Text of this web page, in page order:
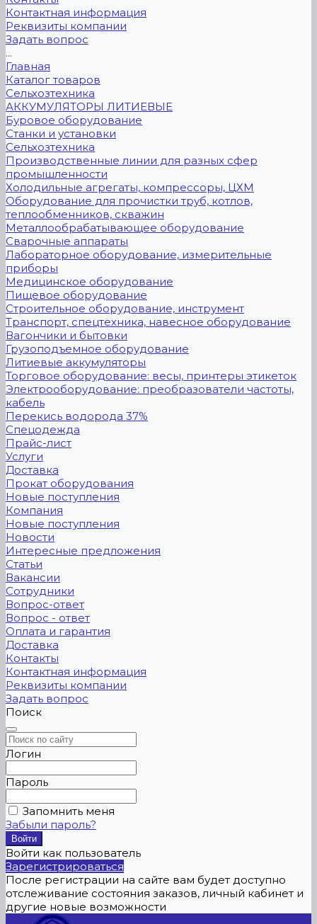
Контактная информация
Реквизиты компании
Задать вопрос
...
Главная
Каталог товаров
Сельхозтехника
АККУМУЛЯТОРЫ ЛИТИЕВЫЕ
Буровое оборудование
Станки и установки
Сельхозтехника
Производственные линии для разных сфер
промышленности
Холодильные агрегаты, компрессоры, ЦХМ
Оборудование для прочистки труб, котлов,
теплообменников, скважин
Металлообрабатывающее оборудование
Сварочные аппараты
Лабораторное оборудование, измерительные
приборы
Медицинское оборудование
Пищевое оборудование
Строительное оборудование, инструмент
Транспорт, спецтехника, навесное оборудование
Вагончики и бытовки
Грузоподъемное оборудование
Литиевые аккумуляторы
Торговое оборудование: весы, принтеры этикеток
Электрооборудование: преобразователи частоты,
кабель
Перекись водорода 37%
Спецодежда
Прайс-лист
Услуги
Доставка
Прокат оборудования
Новые поступления
Компания
Новые поступления
Новости
Интересные предложения
Статьи
Вакансии
Сотрудники
Вопрос-ответ
Вопрос - ответ
Оплата и гарантия
Доставка
Контакты
Контактная информация
Реквизиты компании
Задать вопрос
Поиск
Логин
Пароль
Запомнить меня
Забыли пароль?
Войти как пользователь
Зарегистрироваться
После регистрации на сайте вам будет доступно
отслеживание состояния заказов, личный кабинет и
другие новые возможности